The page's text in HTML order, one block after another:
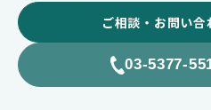
ご相談・お問い合
03-5377-